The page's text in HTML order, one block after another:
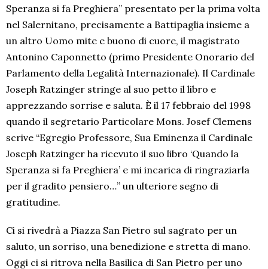
Speranza si fa Preghiera” presentato per la prima volta
nel Salernitano, precisamente a Battipaglia insieme a
un altro Uomo mite e buono di cuore, il magistrato
Antonino Caponnetto (primo Presidente Onorario del
Parlamento della Legalità Internazionale). Il Cardinale
Joseph Ratzinger stringe al suo petto il libro e
apprezzando sorrise e saluta. È il 17 febbraio del 1998
quando il segretario Particolare Mons. Josef Clemens
scrive “Egregio Professore, Sua Eminenza il Cardinale
Joseph Ratzinger ha ricevuto il suo libro ‘Quando la
Speranza si fa Preghiera’ e mi incarica di ringraziarla
per il gradito pensiero…” un ulteriore segno di
gratitudine.
Ci si rivedrà a Piazza San Pietro sul sagrato per un
saluto, un sorriso, una benedizione e stretta di mano.
Oggi ci si ritrova nella Basilica di San Pietro per uno